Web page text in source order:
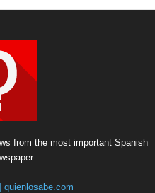
from the most important Spanish
quienlosabe.com